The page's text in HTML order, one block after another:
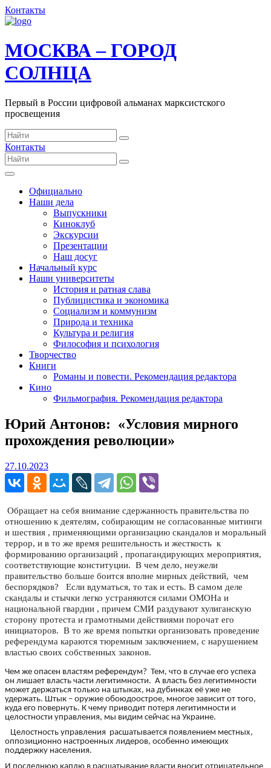
Контакты
МОСКВА – ГОРОД
СОЛНЦА
Первый в России цифровой альманах марксистского
просвещения
Контакты
Официально
Наши дела
Выпускники
Киноклуб
Экскурсии
Презентации
Наш досуг
Начальный курс
Наши университеты
История и ратная слава
Публицистика и экономика
Социализм и коммунизм
Природа и техника
Культура и религия
Философия и психология
Творчество
Книги
Романы и повести. Рекомендация редактора
Кино
Фильмография. Рекомендация редактора
Юрий Антонов: «Условия мирного
прохождения революции»
27.10.202327.10.2023
Обращает на себя внимание сдержанность правительства по
отношению к деятелям, собирающим не согласованные митинги
и шествия , применяющими организацию скандалов и моральный
террор, и в то же время решительность и жесткость к
формированию организаций , пропагандирующих мероприятия,
соответствующие конституции. В чем дело, неужели
правительство больше боится вполне мирных действий, чем
беспорядков? Если вдуматься, то так и есть. В самом деле
скандалы и стычки легко устраняются силами ОМОНа и
национальной гвардии , причем СМИ раздувают хулиганскую
сторону протеста и грамотными действиями порочат его
инициаторов. В то же время попытки организовать проведение
референдума караются тюремным заключением, с нарушением
властью своих собственных законов.
Чем же опасен властям референдум? Тем, что в случае его успеха
он лишает власть части легитимности. А власть без легитимности
может держаться только на штыках, на дубинках её уже не
удержать. Штык – оружие обоюдоострое, многое зависит от того,
куда его повернуть. К чему приводит потеря легитимности и
целостности управления, мы видим сейчас на Украине.
Целостность управления расшатывается появлением местных,
оппозиционно настроенных лидеров, особенно имеющих
поддержку населения.